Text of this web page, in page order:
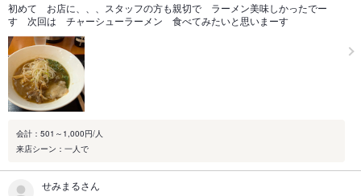
初めて お店に、、、スタッフの方も親切で ラーメン美味しかったでー
す 次回は チャーシューラーメン 食べてみたいと思いまーす
会計：501～1,000円/人
来店シーン：一人で
せみまるさん